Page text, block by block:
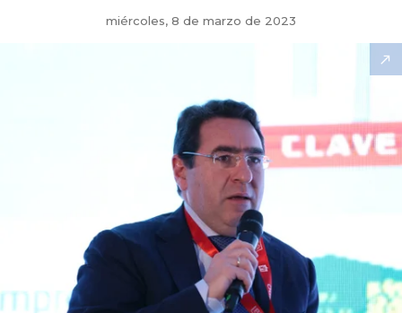
miércoles, 8 de marzo de 2023